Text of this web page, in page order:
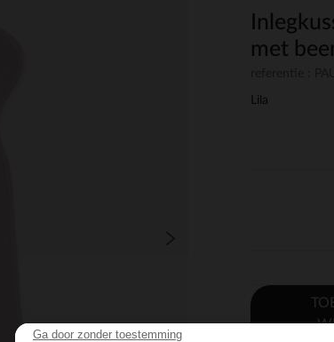
Ga door zonder toestemming
met
Lila